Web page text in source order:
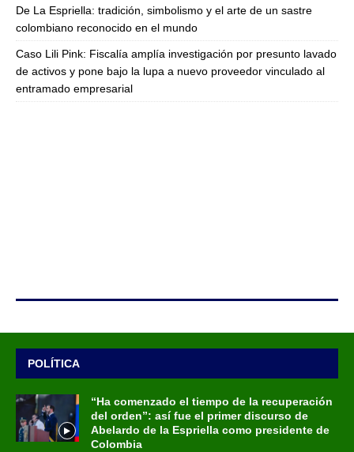
De La Espriella: tradición, simbolismo y el arte de un sastre
colombiano reconocido en el mundo
Caso Lili Pink: Fiscalía amplía investigación por presunto lavado
de activos y pone bajo la lupa a nuevo proveedor vinculado al
entramado empresarial
POLÍTICA
“Ha comenzado el tiempo de la recuperación
del orden”: así fue el primer discurso de
Abelardo de la Espriella como presidente de
Colombia